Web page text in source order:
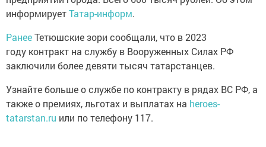
информируетТатар-информ.
РанееТетюшские зори сообщали, что в 2023
году контракт на службу в Вооруженных Силах РФ
заключили более девяти тысяч татарстанцев.
Узнайте больше о службе по контракту в рядах ВС РФ, а
также о премиях, льготах и выплатах на heroes-
tatarstan.ru или по телефону 117.